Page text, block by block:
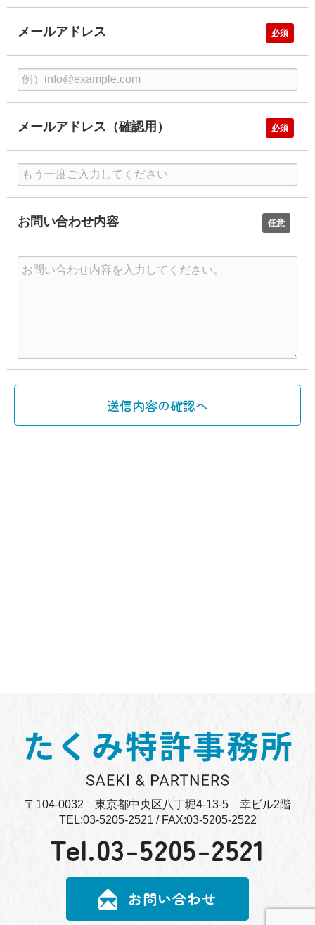
メールアドレス 必須
メールアドレス（確認用） 必須
お問い合わせ内容 任意
〒104-0032 東京都中央区八丁堀4-13-5 幸ビル2階
TEL:03-5205-2521 / FAX:03-5205-2522
Tel.03-5205-2521
お問い合わせ